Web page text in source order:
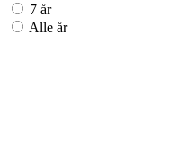
7 år
Alle år